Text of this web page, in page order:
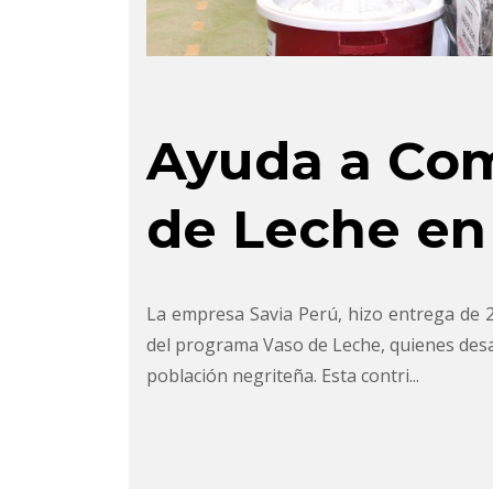
Ayuda a
de Leche
La empresa Savia Perú, hizo entrega
del programa Vaso de Leche, quienes
población negriteña. Esta contri...